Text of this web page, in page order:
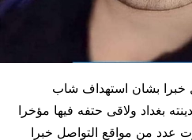
خبرا بشان استهداف شاب
بغداد ولاقى حتفه فيها مؤخرا
من مواقع التواصل خبرا